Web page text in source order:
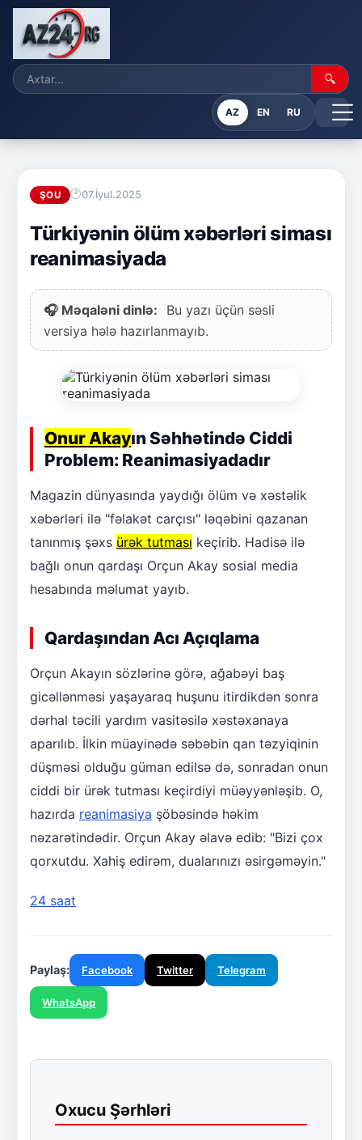
🔍
AZ EN RU
ŞOU 07.İyul.2025
Türkiyənin ölüm xəbərləri siması
reanimasiyada
🎧 Məqaləni dinlə:
Bu yazı üçün səsli
versiya hələ hazırlanmayıb.
Onur Akayın Səhhətində Ciddi
Problem: Reanimasiyadadır
Magazin dünyasında yaydığı ölüm və xəstəlik
xəbərləri ilə "fəlakət carçısı" ləqəbini qazanan
tanınmış şəxs ürək tutması keçirib. Hadisə ilə
bağlı onun qardaşı Orçun Akay sosial media
hesabında məlumat yayıb.
Qardaşından Acı Açıqlama
Orçun Akayın sözlərinə görə, ağabəyi baş
gicəllənməsi yaşayaraq huşunu itirdikdən sonra
dərhal təcili yardım vasitəsilə xəstəxanaya
aparılıb. İlkin müayinədə səbəbin qan təzyiqinin
düşməsi olduğu güman edilsə də, sonradan onun
ciddi bir ürək tutması keçirdiyi müəyyənləşib. O,
hazırda reanimasiya şöbəsində həkim
nəzarətindədir. Orçun Akay əlavə edib: "Bizi çox
qorxutdu. Xahiş edirəm, dualarınızı əsirgəməyin."
24 saat
Paylaş: Facebook Twitter Telegram
WhatsApp
Oxucu Şərhləri